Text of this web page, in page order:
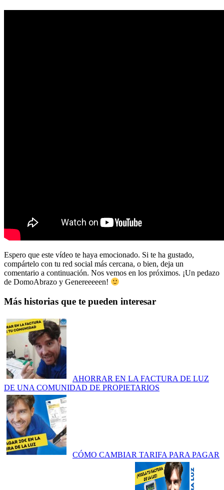
Espero que este vídeo te haya emocionado. Si te ha gustado,
compártelo con tu red social más cercana, o bien, deja un
comentario a continuación. Nos vemos en los próximos. ¡Un pedazo
de DomoAbrazo y Genereeeeen!
Más historias que te pueden interesar
AHORRAR EN LA FACTURA DE LUZ
DE UNA COMUNIDAD DE PROPIETARIOS
CÓMO CAMBIAR TARIFA PARA PAGAR